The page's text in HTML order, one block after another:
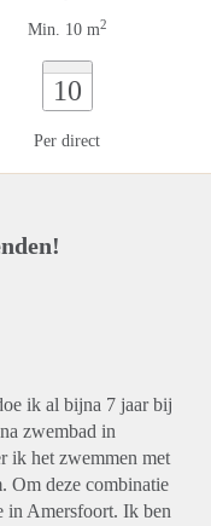
Min. 10 m2
10
Per direct
ik al bijna 7 jaar bij
zwembad in
ik het zwemmen met
Om deze combinatie
in Amersfoort. Ik ben